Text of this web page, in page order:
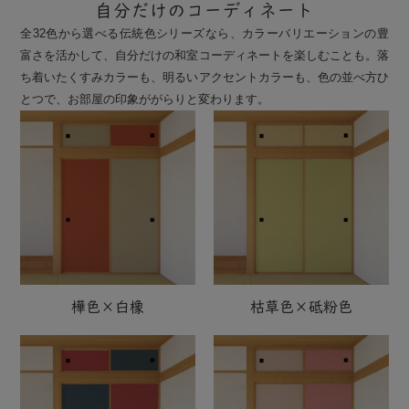
自分だけのコーディネート
全32色から選べる伝統色シリーズなら、カラーバリエーションの豊
富さを活かして、自分だけの和室コーディネートを楽しむことも。落
ち着いたくすみカラーも、明るいアクセントカラーも、色の並べ方ひ
とつで、お部屋の印象ががらりと変わります。
樺色×白橡 枯草色×砥粉色